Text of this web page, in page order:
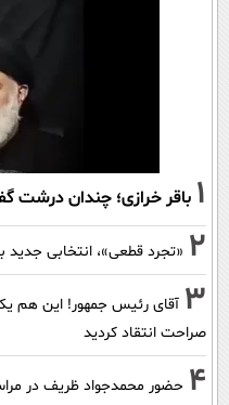
1 باقر خرازی؛ چندان درشت
2 «تجرد قطعی»، انتخابی
3 آقای رئیس جمهور! این هم
صراحت انتقاد کردید
4 حضور محمدجواد ظریف در